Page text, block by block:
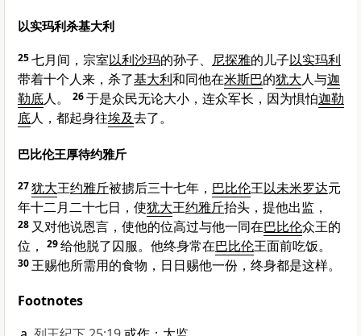
以实玛利杀基大利
25七月间，宗室以利沙玛的孙子、 尼探雅的儿子以实玛利
带着十个人来，杀了基大利和同他在米斯巴的犹大人与迦
勒底人。 26于是众民无论大小，连众军长，因为惧怕迦勒
底人，都起身往埃及去了。
巴比伦王厚待约雅斤
27犹大王约雅斤被掳后三十七年， 巴比伦王以未米罗达元
年十二月二十七日，使犹大王约雅斤抬头，提他出监，
28 又对他说恩言，使他的位高过与他一同在巴比伦众王的
位，
29给他脱了囚服。他终身常在巴比伦王面前吃饭。
30王赐他所需用的食物，日日赐他一份，终身都是这样。
Footnotes